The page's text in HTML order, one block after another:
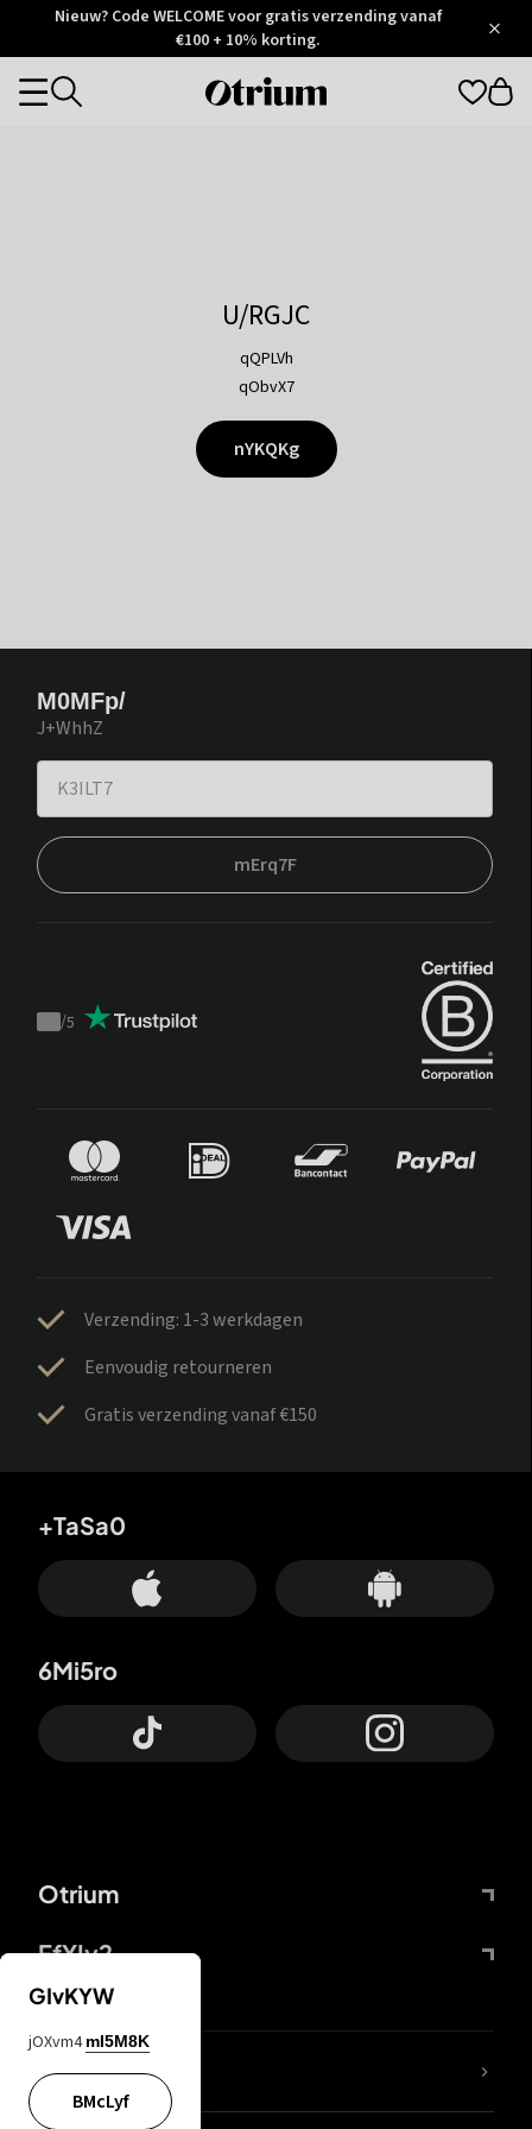
Otrium
Trustpilot
Nieuw? Code WELCOME voor gratis verzending vanaf
€100 + 10% korting.
Otrium
Categories
U/RGJC
qQPLVh
qObvX7
nYKQKg
M0MFp/
J+WhhZ
mErq7F
Trustpilot
/5
Verzending: 1-3 werkdagen
Eenvoudig retourneren
Gratis verzending vanaf €150
Otrium
FfYIy2
+TaSa0
6Mi5ro
KIjvtr
GIvKYW
jOXvm4 mI5M8K
BMcLyf